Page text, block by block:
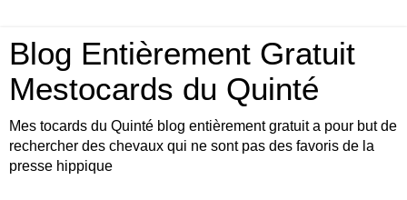
Blog Entièrement Gratuit
Mestocards du Quinté
Mes tocards du Quinté blog entièrement gratuit a pour but de
rechercher des chevaux qui ne sont pas des favoris de la
presse hippique